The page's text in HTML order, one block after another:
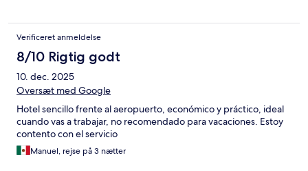
Verificeret anmeldelse
8/10 Rigtig godt
10. dec. 2025
Oversæt med Google
Hotel sencillo frente al aeropuerto, económico y práctico, ideal
cuando vas a trabajar, no recomendado para vacaciones. Estoy
contento con el servicio
Manuel, rejse på 3 nætter